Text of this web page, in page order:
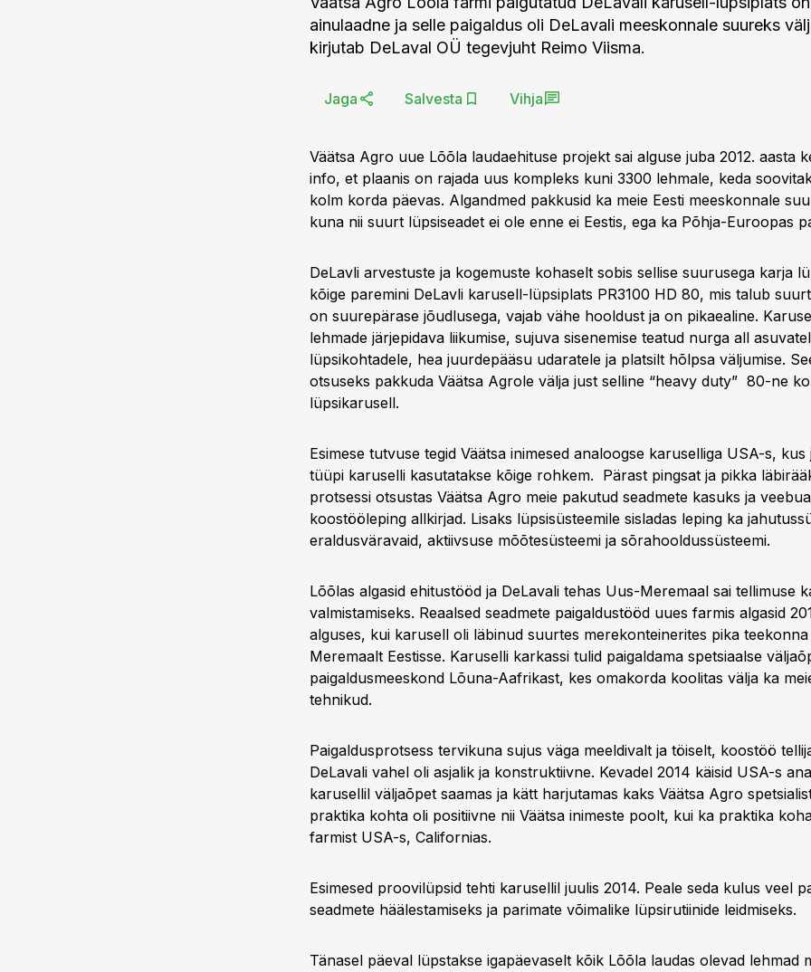
ainulaadne ja selle paigaldus oli DeLavali meeskonnale suureks
kirjutab DeLaval OÜ tegevjuht Reimo Viisma.
Jaga Salvesta Vihja
Väätsa Agro uue Lõõla laudaehituse projekt sai alguse juba 2012. aasta
info, et plaanis on rajada uus kompleks kuni 3300 lehmale, keda
kolm korda päevas. Algandmed pakkusid ka meie Eesti meeskonnale
kuna nii suurt lüpsiseadet ei ole enne ei Eestis, ega ka Põhja-Euroopas
DeLavli arvestuste ja kogemuste kohaselt sobis sellise suurusega karja
kõige paremini DeLavli karusell-lüpsiplats PR3100 HD 80, mis talub
on suurepärase jõudlusega, vajab vähe hooldust ja on pikaealine.
lehmade järjepidava liikumise, sujuva sisenemise teatud nurga all
lüpsikohtadele, hea juurdepääsu udaratele ja platsilt hõlpsa väljumise.
otsuseks pakkuda Väätsa Agrole välja just selline “heavy duty” 80-ne
lüpsikarusell.
Esimese tutvuse tegid Väätsa inimesed analoogse karuselliga USA-s, kus
tüüpi karuselli kasutatakse kõige rohkem. Pärast pingsat ja pikka
protsessi otsustas Väätsa Agro meie pakutud seadmete kasuks ja
koostööleping allkirjad. Lisaks lüpsisüsteemile sisladas leping ka
eraldusväravaid, aktiivsuse mõõtesüsteemi ja sõrahooldussüsteemi.
Lõõlas algasid ehitustööd ja DeLavali tehas Uus-Meremaal sai tellimuse
valmistamiseks. Reaalsed seadmete paigaldustööd uues farmis algasid
alguses, kui karusell oli läbinud suurtes merekonteinerites pika
Meremaalt Eestisse. Karuselli karkassi tulid paigaldama spetsiaalse
paigaldusmeeskond Lõuna-Aafrikast, kes omakorda koolitas välja ka
tehnikud.
Paigaldusprotsess tervikuna sujus väga meeldivalt ja töiselt, koostöö
DeLavali vahel oli asjalik ja konstruktiivne. Kevadel 2014 käisid USA-s
karusellil väljaõpet saamas ja kätt harjutamas kaks Väätsa Agro
praktika kohta oli positiivne nii Väätsa inimeste poolt, kui ka praktika
farmist USA-s, Californias.
Esimesed proovilüpsid tehti karusellil juulis 2014. Peale seda kulus veel
seadmete häälestamiseks ja parimate võimalike lüpsirutiinide leidmiseks.
Tänasel päeval lüpstakse igapäevaselt kõik Lõõla laudas olevad lehmad